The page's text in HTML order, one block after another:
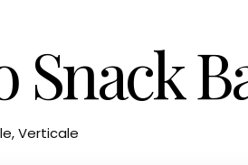
Snack
,Verticale